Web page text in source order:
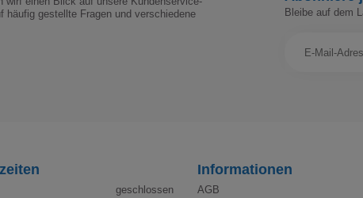
häufig gestellte Fragen und verschiedene
Bleibe auf dem
geschlossen
Informationen
AGB